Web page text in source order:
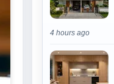
4 hours ago